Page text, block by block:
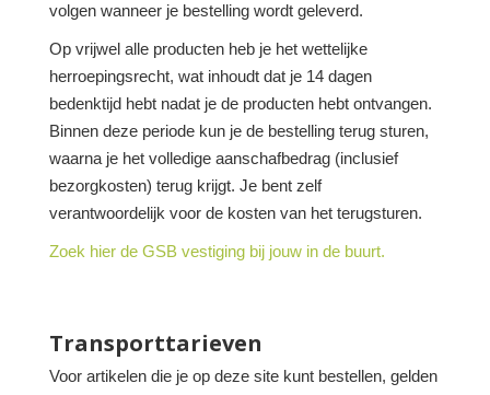
volgen wanneer je bestelling wordt geleverd.
Op vrijwel alle producten heb je het wettelijke
herroepingsrecht, wat inhoudt dat je 14 dagen
bedenktijd hebt nadat je de producten hebt ontvangen.
Binnen deze periode kun je de bestelling terug sturen,
waarna je het volledige aanschafbedrag (inclusief
bezorgkosten) terug krijgt. Je bent zelf
verantwoordelijk voor de kosten van het terugsturen.
Zoek hier de GSB vestiging bij jouw in de buurt.
Transporttarieven
Voor artikelen die je op deze site kunt bestellen, gelden